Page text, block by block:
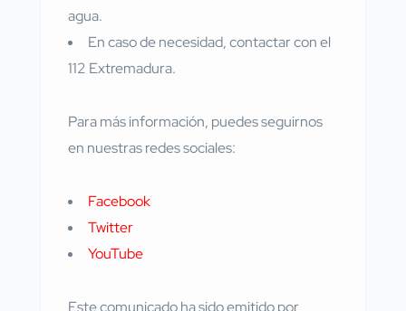
agua.
En caso de necesidad, contactar con el
112 Extremadura.
Para más información, puedes seguirnos
en nuestras redes sociales:
Facebook
Twitter
YouTube
Este comunicado ha sido emitido por